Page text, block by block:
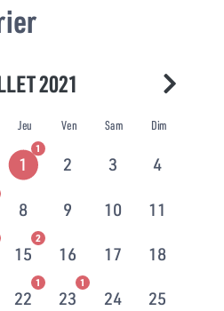
2021
Jeu Ven Sam Dim
1
1
2 3 4
8 9 10 11
15
2
16 17 18
22
1
23
1
24 25